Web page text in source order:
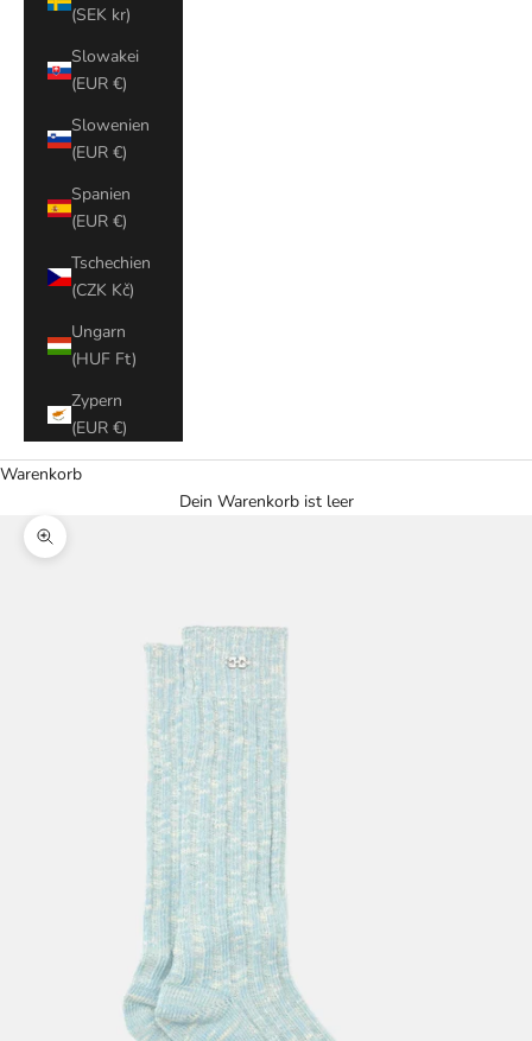
(SEK kr)
Slowakei
(EUR €)
Slowenien
(EUR €)
Spanien
(EUR €)
Tschechien
(CZK Kč)
Ungarn
(HUF Ft)
Zypern
(EUR €)
Warenkorb
Dein Warenkorb ist leer
Bild vergrößern